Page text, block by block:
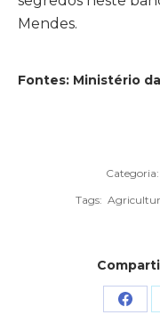
Mendes.
Fontes: Ministério
Categoria:
Tags: